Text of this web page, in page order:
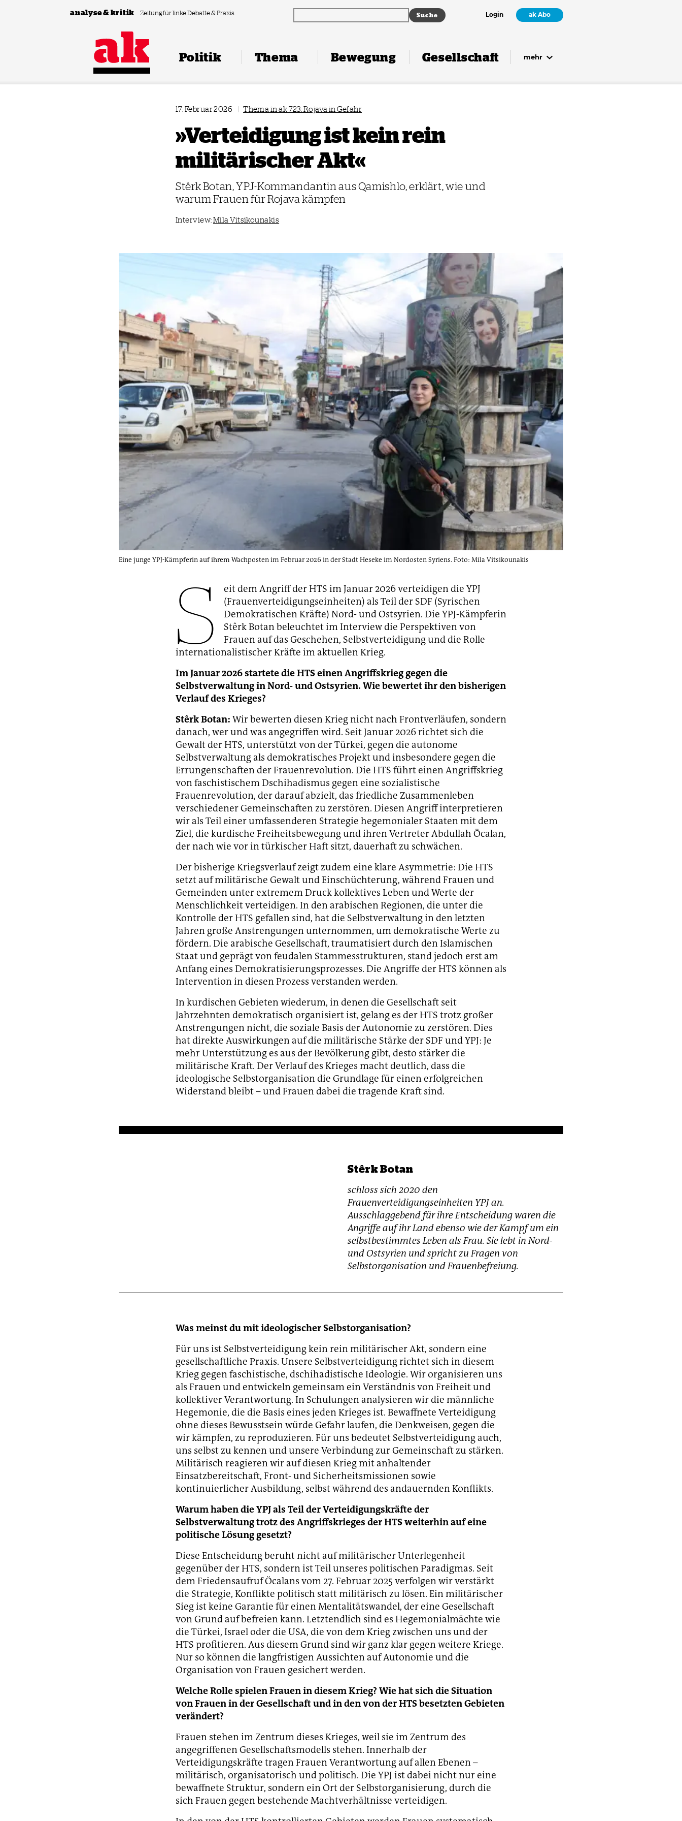
Zum Inhalt springen
analyse & kritik Zeitung für linke Debatte & Praxis Login ak Abo
Politik Thema Bewegung Gesellschaft mehr
17. Februar 2026 | Thema in ak 723: Rojava in Gefahr
»Verteidigung ist kein rein
militärischer Akt«
Stêrk Botan, YPJ-Kommandantin aus Qamishlo, erklärt, wie und
warum Frauen für Rojava kämpfen
Interview:Mila Vitsikounakis
Eine junge YPJ-Kämpferin auf ihrem Wachposten im Februar 2026 in der Stadt Heseke im Nordosten Syriens. Foto: Mila Vitsikounakis
S
eit dem Angriff der HTS im Januar 2026 verteidigen die YPJ
(Frauenverteidigungseinheiten) als Teil der SDF (Syrischen
Demokratischen Kräfte) Nord- und Ostsyrien. Die YPJ-Kämpferin
Stêrk Botan beleuchtet im Interview die Perspektiven von
Frauen auf das Geschehen, Selbstverteidigung und die Rolle
internationalistischer Kräfte im aktuellen Krieg.
Im Januar 2026 startete die HTS einen Angriffskrieg gegen die
Selbstverwaltung in Nord- und Ostsyrien. Wie bewertet ihr den bisherigen
Verlauf des Krieges?
Stêrk Botan: Wir bewerten diesen Krieg nicht nach Frontverläufen, sondern
danach, wer und was angegriffen wird. Seit Januar 2026 richtet sich die
Gewalt der HTS, unterstützt von der Türkei, gegen die autonome
Selbstverwaltung als demokratisches Projekt und insbesondere gegen die
Errungenschaften der Frauenrevolution. Die HTS führt einen Angriffskrieg
von faschistischem Dschihadismus gegen eine sozialistische
Frauenrevolution, der darauf abzielt, das friedliche Zusammenleben
verschiedener Gemeinschaften zu zerstören. Diesen Angriff interpretieren
wir als Teil einer umfassenderen Strategie hegemonialer Staaten mit dem
Ziel, die kurdische Freiheitsbewegung und ihren Vertreter Abdullah Öcalan,
der nach wie vor in türkischer Haft sitzt, dauerhaft zu schwächen.
Der bisherige Kriegsverlauf zeigt zudem eine klare Asymmetrie: Die HTS
setzt auf militärische Gewalt und Einschüchterung, während Frauen und
Gemeinden unter extremem Druck kollektives Leben und Werte der
Menschlichkeit verteidigen. In den arabischen Regionen, die unter die
Kontrolle der HTS gefallen sind, hat die Selbstverwaltung in den letzten
Jahren große Anstrengungen unternommen, um demokratische Werte zu
fördern. Die arabische Gesellschaft, traumatisiert durch den Islamischen
Staat und geprägt von feudalen Stammesstrukturen, stand jedoch erst am
Anfang eines Demokratisierungsprozesses. Die Angriffe der HTS können als
Intervention in diesen Prozess verstanden werden.
In kurdischen Gebieten wiederum, in denen die Gesellschaft seit
Jahrzehnten demokratisch organisiert ist, gelang es der HTS trotz großer
Anstrengungen nicht, die soziale Basis der Autonomie zu zerstören. Dies
hat direkte Auswirkungen auf die militärische Stärke der SDF und YPJ: Je
mehr Unterstützung es aus der Bevölkerung gibt, desto stärker die
militärische Kraft. Der Verlauf des Krieges macht deutlich, dass die
ideologische Selbstorganisation die Grundlage für einen erfolgreichen
Widerstand bleibt – und Frauen dabei die tragende Kraft sind.
Stêrk Botan
schloss sich 2020 den
Frauenverteidigungseinheiten YPJ an.
Ausschlaggebend für ihre Entscheidung waren die
Angriffe auf ihr Land ebenso wie der Kampf um ein
selbstbestimmtes Leben als Frau. Sie lebt in Nord-
und Ostsyrien und spricht zu Fragen von
Selbstorganisation und Frauenbefreiung.
Was meinst du mit ideologischer Selbstorganisation?
Für uns ist Selbstverteidigung kein rein militärischer Akt, sondern eine
gesellschaftliche Praxis. Unsere Selbstverteidigung richtet sich in diesem
Krieg gegen faschistische, dschihadistische Ideologie. Wir organisieren uns
als Frauen und entwickeln gemeinsam ein Verständnis von Freiheit und
kollektiver Verantwortung. In Schulungen analysieren wir die männliche
Hegemonie, die die Basis eines jeden Krieges ist. Bewaffnete Verteidigung
ohne dieses Bewusstsein würde Gefahr laufen, die Denkweisen, gegen die
wir kämpfen, zu reproduzieren. Für uns bedeutet Selbstverteidigung auch,
uns selbst zu kennen und unsere Verbindung zur Gemeinschaft zu stärken.
Militärisch reagieren wir auf diesen Krieg mit anhaltender
Einsatzbereitschaft, Front- und Sicherheitsmissionen sowie
kontinuierlicher Ausbildung, selbst während des andauernden Konflikts.
Warum haben die YPJ als Teil der Verteidigungskräfte der
Selbstverwaltung trotz des Angriffskrieges der HTS weiterhin auf eine
politische Lösung gesetzt?
Diese Entscheidung beruht nicht auf militärischer Unterlegenheit
gegenüber der HTS, sondern ist Teil unseres politischen Paradigmas. Seit
dem Friedensaufruf Öcalans vom 27. Februar 2025 verfolgen wir verstärkt
die Strategie, Konflikte politisch statt militärisch zu lösen. Ein militärischer
Sieg ist keine Garantie für einen Mentalitätswandel, der eine Gesellschaft
von Grund auf befreien kann. Letztendlich sind es Hegemonialmächte wie
die Türkei, Israel oder die USA, die von dem Krieg zwischen uns und der
HTS profitieren. Aus diesem Grund sind wir ganz klar gegen weitere Kriege.
Nur so können die langfristigen Aussichten auf Autonomie und die
Organisation von Frauen gesichert werden.
Welche Rolle spielen Frauen in diesem Krieg? Wie hat sich die Situation
von Frauen in der Gesellschaft und in den von der HTS besetzten Gebieten
verändert?
Frauen stehen im Zentrum dieses Krieges, weil sie im Zentrum des
angegriffenen Gesellschaftsmodells stehen. Innerhalb der
Verteidigungskräfte tragen Frauen Verantwortung auf allen Ebenen –
militärisch, organisatorisch und politisch. Die YPJ ist dabei nicht nur eine
bewaffnete Struktur, sondern ein Ort der Selbstorganisierung, durch die
sich Frauen gegen bestehende Machtverhältnisse verteidigen.